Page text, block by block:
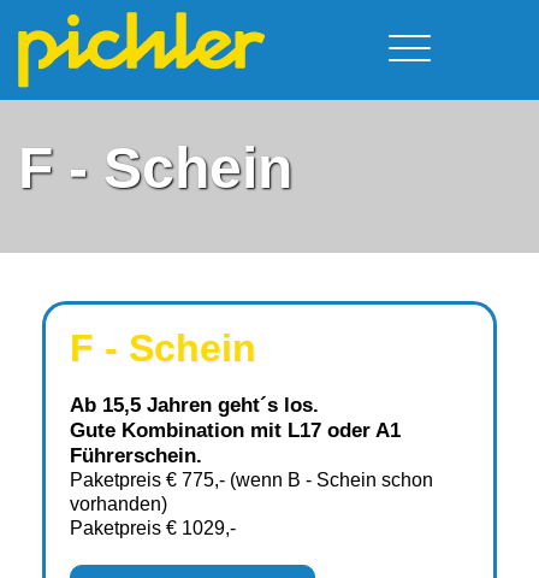
Moped
A - Scheine + Code 111
BE - Schein + Code 96
Team
Kursorte
Walding
Kontakt
F - Schein
F - Schein
Ab 15,5 Jahren geht´s los.
Gute Kombination mit L17 oder A1
Führerschein.
Paketpreis € 775,- (wenn B - Schein schon
vorhanden)
Paketpreis € 1029,-